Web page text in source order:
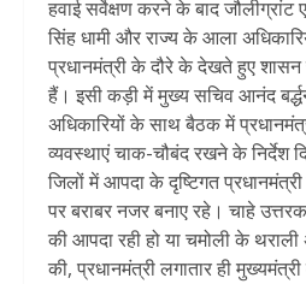
हवाई सर्वेक्षण करने के बाद जौलीग्रांट
सिंह धामी और राज्य के आला
प्रधानमंत्री के दौरे के देखते हुए शासन
हैं। इसी कड़ी में मुख्य सचिव आनंद
अधिकारियों के साथ बैठक में
व्यवस्थाएं चाक-चौबंद रखने के निर्देश
जिलों में आपदा के दृष्टिगत प्रधानमंत्री
पर बराबर नजर बनाए रहे। चाहे
की आपदा रही हो या चमोली के थराली
की, प्रधानमंत्री लगातार ही